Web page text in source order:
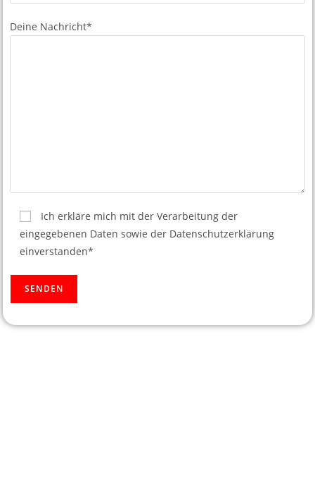
Deine Nachricht*
Ich erkläre mich mit der Verarbeitung der
eingegebenen Daten sowie der Datenschutzerklärung
einverstanden*